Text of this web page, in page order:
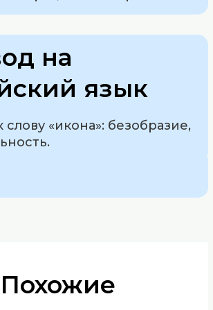
на
язык
«икона»: безобразие,
Похожие